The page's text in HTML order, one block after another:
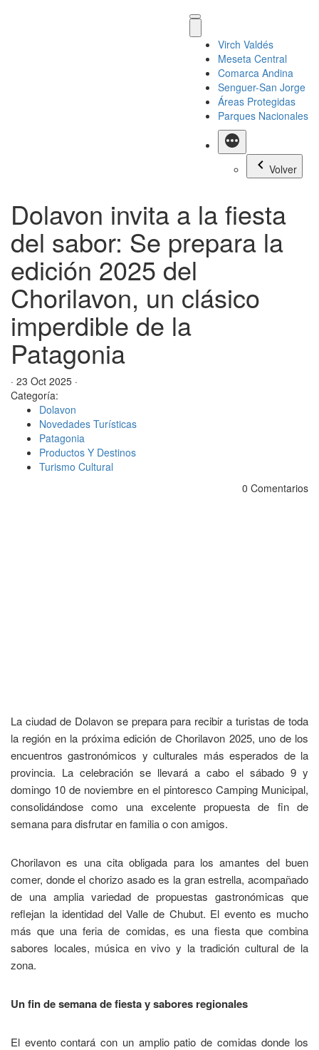
Virch Valdés
Meseta Central
Comarca Andina
Senguer-San Jorge
Áreas Protegidas
Parques Nacionales
Más
Volver
Dolavon invita a la fiesta
del sabor: Se prepara la
edición 2025 del
Chorilavon, un clásico
imperdible de la
Patagonia
· 23 Oct 2025 ·
Categoría:
Dolavon
Novedades Turísticas
Patagonia
Productos Y Destinos
Turismo Cultural
0 Comentarios
La ciudad de Dolavon se prepara para recibir a turistas de toda
la región en la próxima edición de Chorilavon 2025, uno de los
encuentros gastronómicos y culturales más esperados de la
provincia. La celebración se llevará a cabo el sábado 9 y
domingo 10 de noviembre en el pintoresco Camping Municipal,
consolidándose como una excelente propuesta de fin de
semana para disfrutar en familia o con amigos.
Chorilavon es una cita obligada para los amantes del buen
comer, donde el chorizo asado es la gran estrella, acompañado
de una amplia variedad de propuestas gastronómicas que
reflejan la identidad del Valle de Chubut. El evento es mucho
más que una feria de comidas, es una fiesta que combina
sabores locales, música en vivo y la tradición cultural de la
zona.
Un fin de semana de fiesta y sabores regionales
El evento contará con un amplio patio de comidas donde los